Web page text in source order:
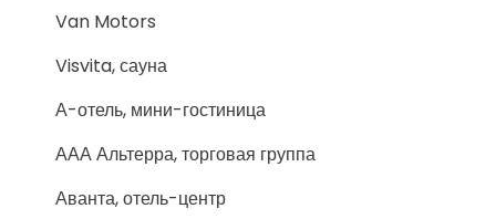
Van Motors
Visvita, сауна
А-отель, мини-гостиница
ААА Альтерра, торговая группа
Аванта, отель-центр